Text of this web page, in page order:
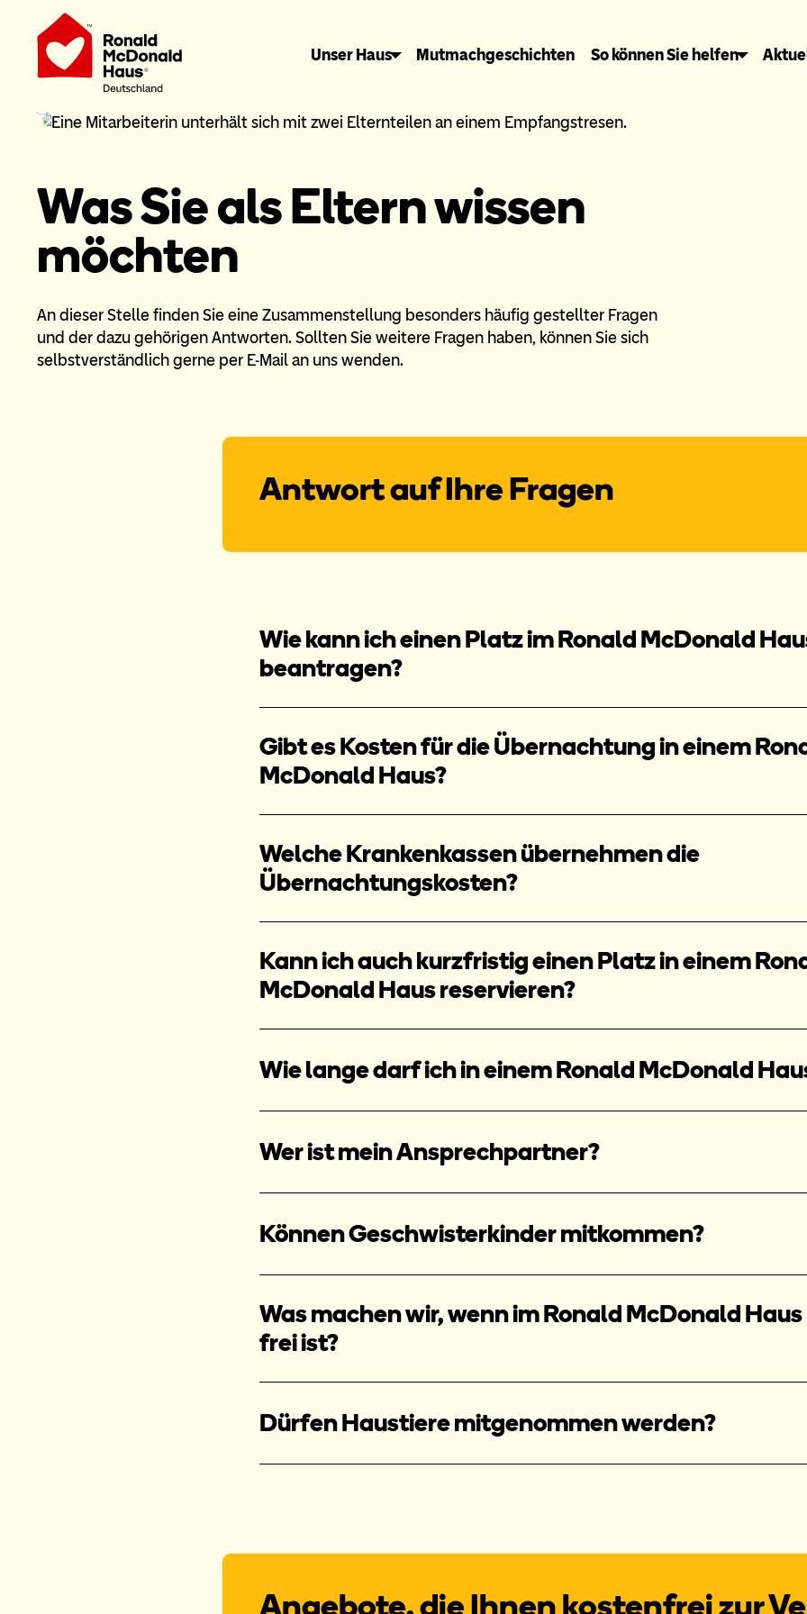
Unser Haus Mutmachgeschichten So können Sie helfen
Was Sie als Eltern wissen
möchten
An dieser Stelle finden Sie eine Zusammenstellung besonders häufig gestellter Fragen
und der dazu gehörigen Antworten. Sollten Sie weitere Fragen haben, können Sie sich
selbstverständlich gerne per E-Mail an uns wenden.
Antwort auf Ihre Fragen
Wie kann ich einen Platz im Ronald McDonald
beantragen?
Gibt es Kosten für die Übernachtung in einem
McDonald Haus?
Welche Krankenkassen übernehmen die
Übernachtungskosten?
Kann ich auch kurzfristig einen Platz in einem
McDonald Haus reservieren?
Wie lange darf ich in einem Ronald McDonald
Wer ist mein Ansprechpartner?
Können Geschwisterkinder mitkommen?
Was machen wir, wenn im Ronald McDonald
frei ist?
Dürfen Haustiere mitgenommen werden?
Angebote, die Ihnen kostenfrei zur